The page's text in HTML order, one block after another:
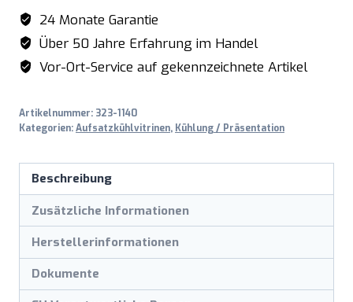
GN,
Modell
VRX
1800/330
24 Monate Garantie
Über 50 Jahre Erfahrung im Handel
Vor-Ort-Service auf gekennzeichnete Artikel
Artikelnummer: 323-1140
Kategorien:Aufsatzkühlvitrinen, Kühlung / Präsentation
Beschreibung
Zusätzliche Informationen
Herstellerinformationen
Dokumente